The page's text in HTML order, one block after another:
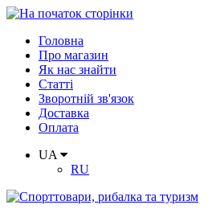
Головна
Про магазин
Як нас знайти
Статті
Зворотній зв'язок
Доставка
Оплата
UA
RU